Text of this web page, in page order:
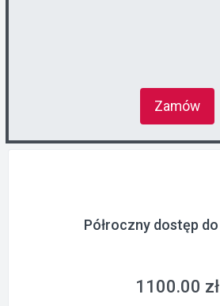
Zamów
Półroczny dostęp
1100.00 zł